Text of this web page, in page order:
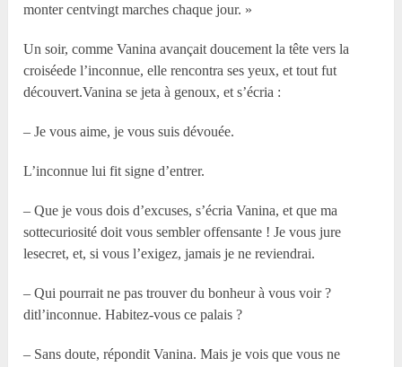
monter centvingt marches chaque jour. »
Un soir, comme Vanina avançait doucement la tête vers la
croiséede l’inconnue, elle rencontra ses yeux, et tout fut
découvert.Vanina se jeta à genoux, et s’écria :
– Je vous aime, je vous suis dévouée.
L’inconnue lui fit signe d’entrer.
– Que je vous dois d’excuses, s’écria Vanina, et que ma
sottecuriosité doit vous sembler offensante ! Je vous jure
lesecret, et, si vous l’exigez, jamais je ne reviendrai.
– Qui pourrait ne pas trouver du bonheur à vous voir ?
ditl’inconnue. Habitez-vous ce palais ?
– Sans doute, répondit Vanina. Mais je vois que vous ne